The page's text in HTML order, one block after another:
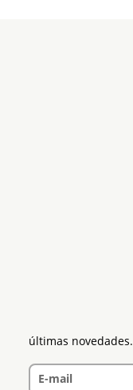
últimas novedades.
E-mail